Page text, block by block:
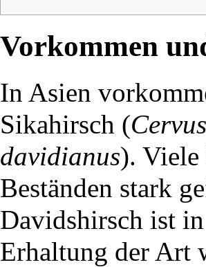
Vorkommen
In Asien
Sikahirsch (
davidianus). Viele
Beständen stark
Davidshirsch ist
Erhaltung der Art